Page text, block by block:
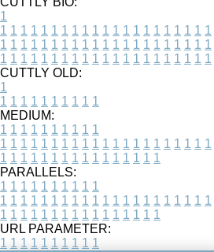
1
1 1 1 1 1 1 1 1 1 1 1 1 1 1 1 1 1 1 1 1 1
1 1 1 1 1 1 1 1 1 1 1 1 1 1 1 1 1 1 1 1 1
1 1 1 1 1 1 1 1 1 1 1 1 1 1 1 1 1 1 1 1 1
CUTTLY OLD:
1
1 1 1 1 1 1 1 1 1 1
MEDIUM:
1 1 1 1 1 1 1 1 1 1
1 1 1 1 1 1 1 1 1 1 1 1 1 1 1 1 1 1 1 1 1
1 1 1 1 1 1 1 1 1 1 1 1 1 1 1 1
PARALLELS:
1 1 1 1 1 1 1 1 1 1
1 1 1 1 1 1 1 1 1 1 1 1 1 1 1 1 1 1 1 1 1
1 1 1 1 1 1 1 1 1 1 1 1 1 1 1 1
URL PARAMETER:
1 1 1 1 1 1 1 1 1 1